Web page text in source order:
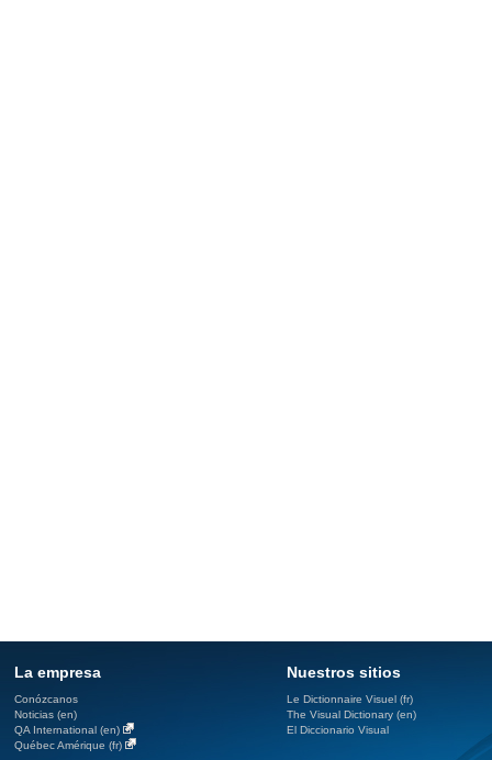
La empresa
Conózcanos
Noticias (en)
QA International (en)
Québec Amérique (fr)
Nuestros sitios
Le Dictionnaire Visuel (fr)
The Visual Dictionary (en)
El Diccionario Visual